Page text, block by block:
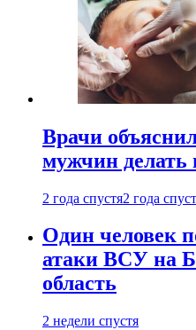
Врачи
мужчин делать
2 года спустя2 года
Один человек
атаки ВСУ на
область
2 недели спустя